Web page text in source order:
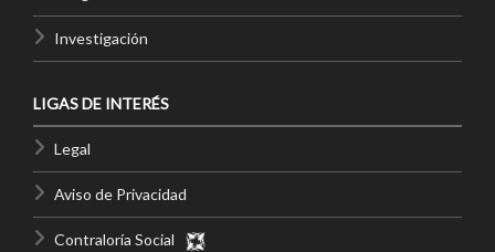
Investigación
LIGAS DE INTERÉS
Legal
Aviso de Privacidad
Contraloría Social